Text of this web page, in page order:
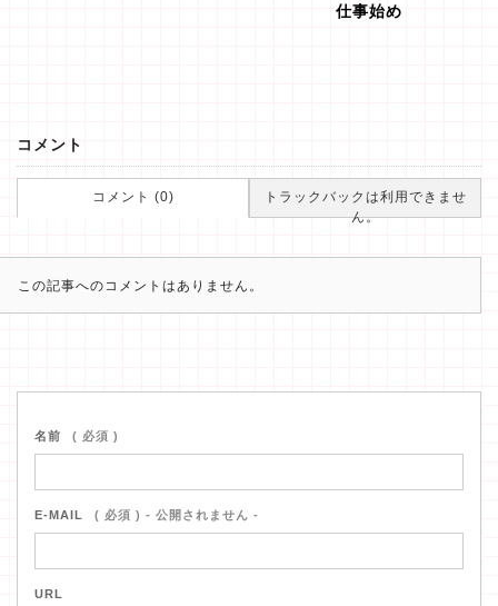
仕事始め
コメント
コメント (0)
トラックバックは利用できませ
ん。
この記事へのコメントはありません。
名前 ( 必須 )
E-MAIL ( 必須 ) - 公開されません -
URL